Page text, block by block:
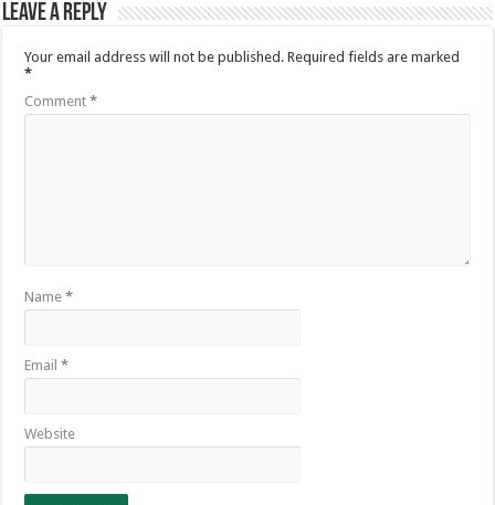
Leave a Reply
Your email address will not be published. Required fields are marked
*
Comment*
Name*
Email*
Website